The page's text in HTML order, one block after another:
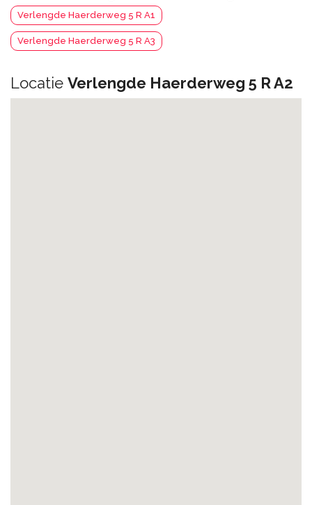
Verlengde Haerderweg 5 R A1
Verlengde Haerderweg 5 R A3
Locatie Verlengde Haerderweg 5 R A2